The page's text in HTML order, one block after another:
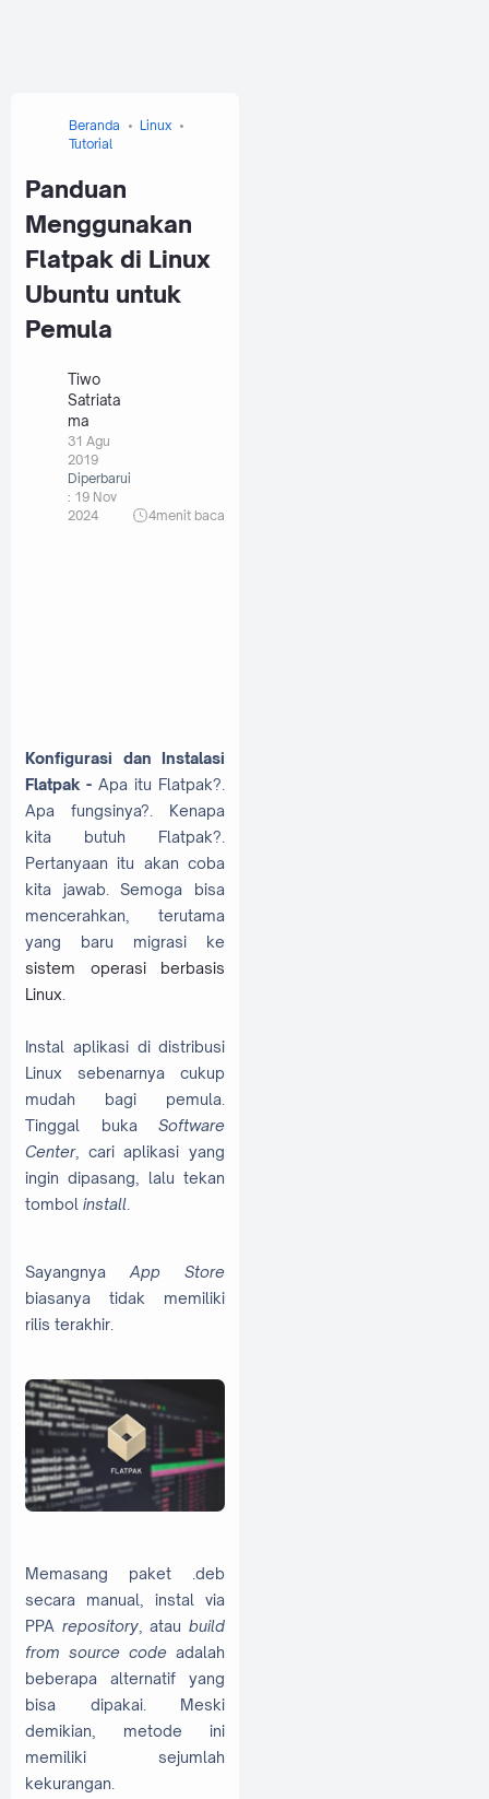
Beranda
Linux
Tutorial
Panduan
Menggunakan
Flatpak di Linux
Ubuntu untuk
Pemula
Tiwo
Satriata
ma
31 Agu
2019
Diperbarui
: 19 Nov
2024
4menit baca
Konfigurasi dan Instalasi
Flatpak - Apa itu Flatpak?.
Apa fungsinya?. Kenapa
kita butuh Flatpak?.
Pertanyaan itu akan coba
kita jawab. Semoga bisa
mencerahkan, terutama
yang baru migrasi ke
sistem operasi berbasis
Linux
Instal aplikasi di distribusi
Linux sebenarnya cukup
mudah bagi pemula.
Tinggal buka Software
Center, cari aplikasi yang
ingin dipasang, lalu tekan
tombol install
Sayangnya App Store
biasanya tidak memiliki
rilis terakhir.
Memasang paket .deb
secara manual, instal via
PPA repository , atau build
from source code adalah
beberapa alternatif yang
bisa dipakai. Meski
demikian, metode ini
memiliki sejumlah
kekurangan.